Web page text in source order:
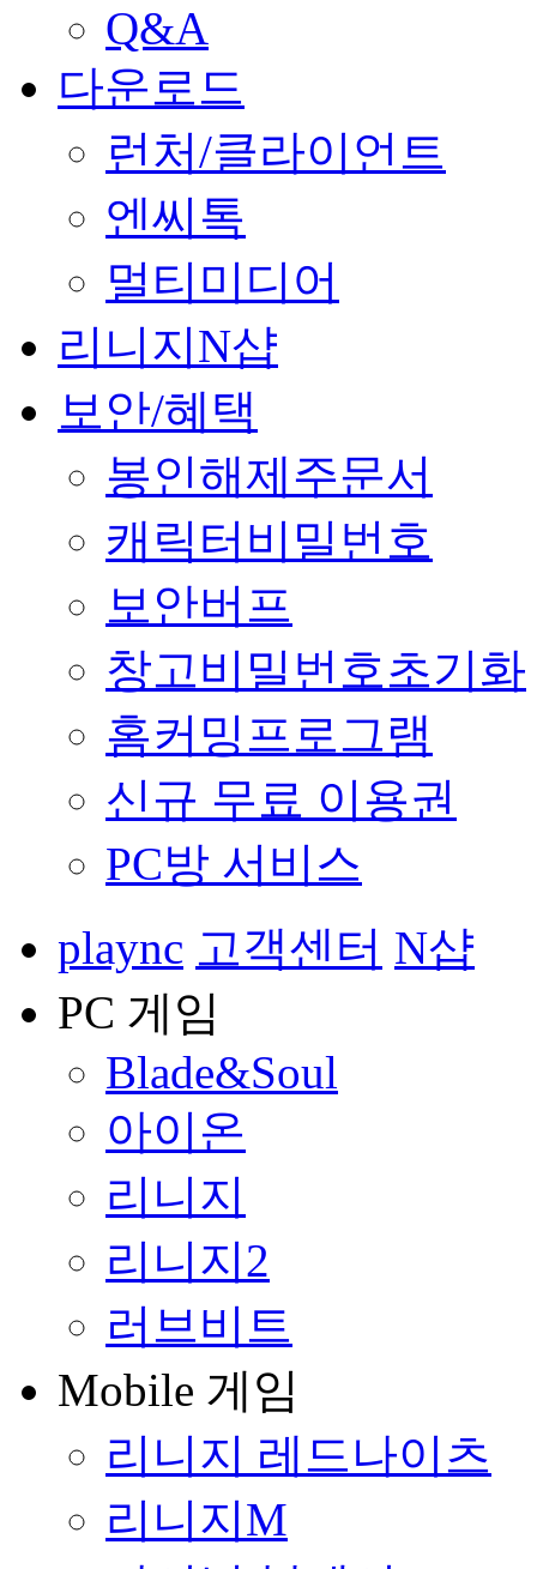
Q&A
다운로드
런처/클라이언트
엔씨톡
멀티미디어
리니지N샵
보안/혜택
봉인해제주문서
캐릭터비밀번호
보안버프
창고비밀번호초기화
홈커밍프로그램
신규 무료 이용권
PC방 서비스
plaync 고객센터 N샵
PC 게임
Blade&Soul
아이온
리니지
리니지2
러브비트
Mobile 게임
리니지 레드나이츠
리니지M